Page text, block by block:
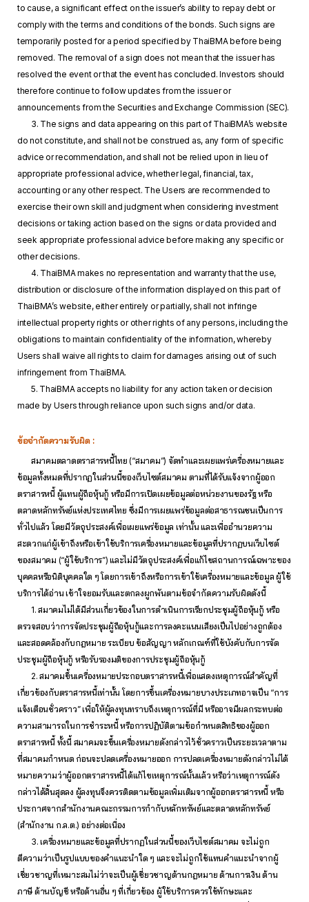
to cause, a significant effect on the issuer’s ability to repay debt or
comply with the terms and conditions of the bonds. Such signs are
temporarily posted for a period specified by ThaiBMA before being
removed. The removal of a sign does not mean that the issuer has
resolved the event or that the event has concluded. Investors should
therefore continue to follow updates from the issuer or
announcements from the Securities and Exchange Commission (SEC).
3. The signs and data appearing on this part of ThaiBMA’s website
do not constitute, and shall not be construed as, any form of specific
advice or recommendation, and shall not be relied upon in lieu of
appropriate professional advice, whether legal, financial, tax,
accounting or any other respect. The Users are recommended to
exercise their own skill and judgment when considering investment
decisions or taking action based on the signs or data provided and
seek appropriate professional advice before making any specific or
other decisions.
4. ThaiBMA makes no representation and warranty that the use,
distribution or disclosure of the information displayed on this part of
ThaiBMA’s website, either entirely or partially, shall not infringe
intellectual property rights or other rights of any persons, including the
obligations to maintain confidentiality of the information, whereby
Users shall waive all rights to claim for damages arising out of such
infringement from ThaiBMA.
5. ThaiBMA accepts no liability for any action taken or decision
made by Users through reliance upon such signs and/or data.
ข้อจำกัดความรับผิด :
สมาคมตลาดตราสารหนี้ไทย (“สมาคม”) จัดทำและเผยแพร่เครื่องหมายและ
ข้อมูลทั้งหมดที่ปรากฏในส่วนนี้ของเว็บไซต์สมาคม ตามที่ได้รับแจ้งจากผู้ออก
ตราสารหนี้ ผู้แทนผู้ถือหุ้นกู้ หรือมีการเปิดเผยข้อมูลต่อหน่วยงานของรัฐ หรือ
ตลาดหลักทรัพย์แห่งประเทศไทย ซึ่งมีการเผยแพร่ข้อมูลต่อสาธารณชนเป็นการ
ทั่วไปแล้ว โดยมีวัตถุประสงค์เพื่อเผยแพร่ข้อมูล เท่านั้น และเพื่ออำนวยความ
สะดวกแก่ผู้เข้าถึงหรือเข้าใช้บริการเครื่องหมายและข้อมูลที่ปรากฏบนเว็บไซต์
ของสมาคม (“ผู้ใช้บริการ”) และไม่มีวัตถุประสงค์เพื่อแก้ไขสถานการณ์เฉพาะของ
บุคคลหรือนิติบุคคลใด ๆ โดยการเข้าถึงหรือการเข้าใช้เครื่องหมายและข้อมูล ผู้ใช้
บริการได้อ่าน เข้าใจยอมรับและตกลงผูกพันตามข้อจำกัดความรับผิดดังนี้
1. สมาคมไม่ได้มีส่วนเกี่ยวข้องในการดำเนินการเรียกประชุมผู้ถือหุ้นกู้ หรือ
ตรวจสอบว่าการจัดประชุมผู้ถือหุ้นกู้และการลงคะแนนเสียงเป็นไปอย่างถูกต้อง
และสอดคล้องกับกฎหมาย ระเบียบ ข้อสัญญา หลักเกณฑ์ที่ใช้บังคับกับการจัด
ประชุมผู้ถือหุ้นกู้ หรือรับรองมติของการประชุมผู้ถือหุ้นกู้
2. สมาคมขึ้นเครื่องหมายประกอบตราสารหนี้เพื่อแสดงเหตุการณ์สำคัญที่
เกี่ยวข้องกับตราสารหนี้เท่านั้น โดยการขึ้นเครื่องหมายบางประเภทอาจเป็น “การ
แจ้งเตือนชั่วคราว” เพื่อให้ผู้ลงทุนทราบถึงเหตุการณ์ที่มี หรืออาจมีผลกระทบต่อ
ความสามารถในการชำระหนี้ หรือการปฏิบัติตามข้อกำหนดสิทธิของผู้ออก
ตราสารหนี้ ทั้งนี้ สมาคมจะขึ้นเครื่องหมายดังกล่าวไว้ชั่วคราวเป็นระยะเวลาตาม
ที่สมาคมกำหนด ก่อนจะปลดเครื่องหมายออก การปลดเครื่องหมายดังกล่าวไม่ได้
หมายความว่าผู้ออกตราสารหนี้ได้แก้ไขเหตุการณ์นั้นแล้ว หรือว่าเหตุการณ์ดัง
กล่าวได้สิ้นสุดลง ผู้ลงทุนจึงควรติดตามข้อมูลเพิ่มเติมจากผู้ออกตราสารหนี้ หรือ
ประกาศจากสำนักงานคณะกรรมการกำกับหลักทรัพย์และตลาดหลักทรัพย์
(สำนักงาน ก.ล.ต.) อย่างต่อเนื่อง
3. เครื่องหมายและข้อมูลที่ปรากฏในส่วนนี้ของเว็บไซต์สมาคม จะไม่ถูก
ตีความว่าเป็นรูปแบบของคำแนะนำใด ๆ และจะไม่ถูกใช้แทนคำแนะนำจากผู้
เชี่ยวชาญที่เหมาะสมไม่ว่าจะเป็นผู้เชี่ยวชาญด้านกฎหมาย ด้านการเงิน ด้าน
ภาษี ด้านบัญชี หรือด้านอื่น ๆ ที่เกี่ยวข้อง ผู้ใช้บริการควรใช้ทักษะและ